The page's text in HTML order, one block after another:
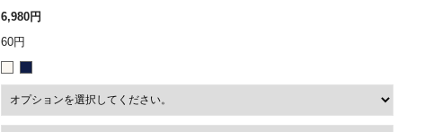
6,980円
60円